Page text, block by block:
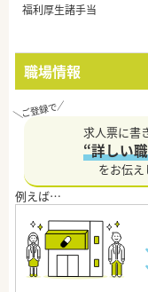
福利厚生諸手当
職場情報
求人票に書
“詳しい
をお伝え